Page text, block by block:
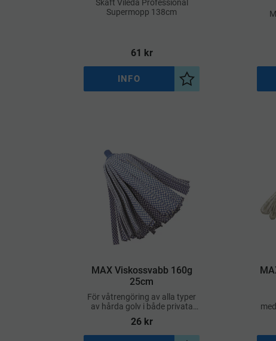
​Skaft Vileda Professional
Supermopp 138cm
61 kr
Lägg till i önskelista
INFO
MAX Viskossvabb 160g
25cm
För våtrengöring av alla typer
av hårda golv i både privata
och professionella miljöer
26kr